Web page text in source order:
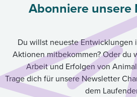
Abonniere unsere
Du willst neueste Entwicklungen
Aktionen mitbekommen? Oder du
Arbeit und Erfolgen von
Trage dich für unsere Newsletter
dem